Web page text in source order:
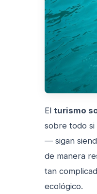
El turismo
sobre todo si
— sigan
de manera
tan
ecológico.